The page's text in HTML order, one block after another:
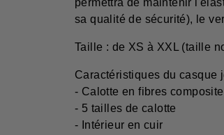
permettra de maintenir
sa qualité de sécurité), le
Taille : de XS à XXL (taille
Caractéristiques du casque
- Calotte en fibres
- 5 tailles de calotte
- Intérieur en cuir